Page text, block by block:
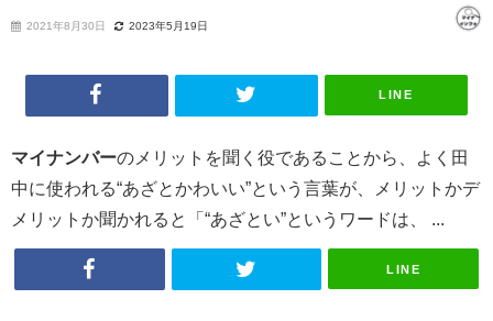
2021年8月30日 2023年5月19日
LINE
マイナンバーのメリットを聞く役であることから、よく田
中に使われる“あざとかわいい”という言葉が、メリットかデ
メリットか聞かれると「“あざとい”というワードは、 ...
LINE